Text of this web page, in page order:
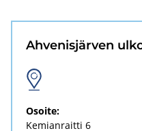
Ah­ve­nis­jär­ven
Osoi­te:
Ke­mian­rait­ti 6